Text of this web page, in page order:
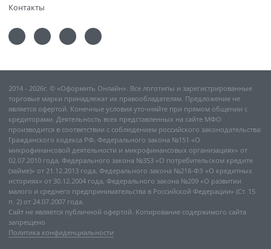
Контакты
2014 - 2026г. © «Оформить Онлайн». Все логотипы и зарегистрированные
торговые марки принадлежат их правообладателям. Предложение не
является офертой. Конечные условия уточняйте при прямом общении с
кредиторами. Деятельность всех представленных на сайте МФО
производится в соответствии с соблюдением российского законодательства:
Гражданского кодекса РФ, Федерального закона №151 «О
микрофинансовой деятельности и микрофинансовых организациях» от
02.07.2010 года, Федерального закона №353 «О потребительском кредите
(займе)» от 21.12.2013 года, Федерального закона №218-ФЗ «О кредитных
историях» от 30.12.2004 года, Федерального закона №209 «О развитии
малого и среднего предпринимательства в Российской Федерации» (Ст. 15
п. 2) от 24.07.2007 года.
Сайт не является публичной офертой. Копирование содержимого сайта
запрещено
Политика конфиденциальности